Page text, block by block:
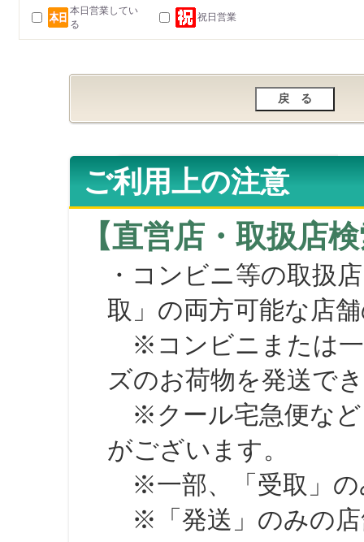
本日営業してい
る
祝日営業
ご利用上の注意
【直営店・取扱店
・コンビニ等の取扱
取」の両方可能な店
※コンビニまたは一
ズのお荷物を発送で
※クール宅急便など
がございます。
※一部、「受取」の
※「発送」のみの店